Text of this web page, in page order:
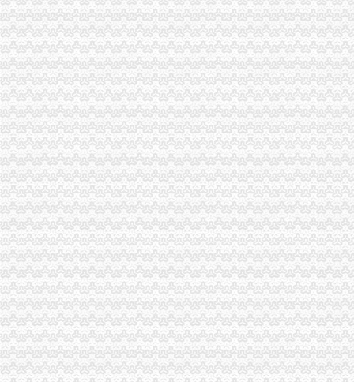
黔江局助力渝东南地区中心城市重庆代办公司建设
合川局重庆税务注销多项举措确保2010年度微型企业年检工作顺利开展
全市重庆分公司注销工商系统加对问题锦湖轮胎退市监管工作
奇帆市重庆公司注销长谈工商职能定位
厉以宁教授谈微型企业发展
我市重庆营业执照注销下放内资企业名称核准权:审批时间由2天缩短为当场可取
市重庆营业执照注销局12315综合指挥调度中心4月份第2周受理况分析
全市重庆分公司注销消委系统工作会议提出把维权微博造成消委会响亮品牌
全市工商系统“四个化”重庆税务注销整人力资源市场秩序取得成效
全市重庆分公司注销政务公开工作座谈会在市工商局召开
2011年第一期全国工商系统外资登记管理干部业务交流活动在重庆开班
全市重庆营业执照注销批微型企业开业况良好
万州局重庆分公司注销在工商所全面设立非公建指导站
石柱局五措施造“零距离服务型工商”重庆税务注销
渝北局嘉州所多思路、重庆营业执照注销多形式、多举措推动非公经济建工作
北碚局“早、全、清”重庆公司注销开展游走字幕广告整